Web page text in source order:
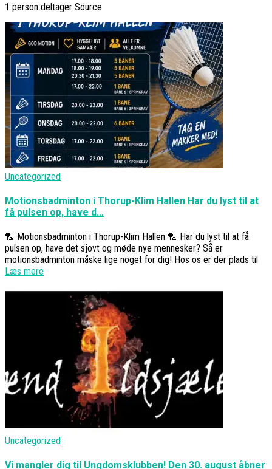
1 person deltager Source
Uncategorized
Motionsbadminton i Thorup-Klim Hallen Har du lyst til at
få pulsen op, have d…
🏸 Motionsbadminton i Thorup-Klim Hallen 🏸 Har du lyst til at få
pulsen op, have det sjovt og møde nye mennesker? Så er
motionsbadminton måske lige noget for dig! Hos os er der plads til
Læs mere
Uncategorized
Vi mangler dig til Ungdomsklubben! Den 30. august åbner